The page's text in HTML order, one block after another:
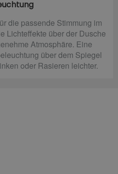
die passende Stimmung im
Lichteffekte über der Dusche
Atmosphäre. Eine
über dem Spiegel
oder Rasieren leichter.